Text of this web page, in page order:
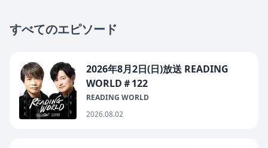
すべてのエピソード
2026年8月2日(日)放送 READING
WORLD＃122
READING WORLD
2026.08.02